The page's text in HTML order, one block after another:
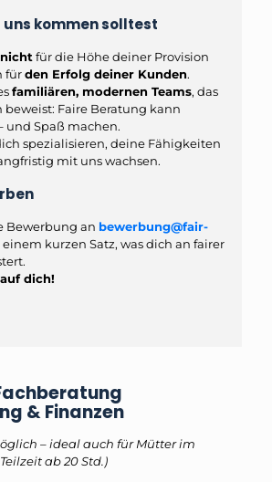
uns kommen solltest
nicht für die Höhe deiner Provision
fürden Erfolg deiner Kunden.
familiären, modernen Teams, das
beweist: Faire Beratung kann
und Spaß machen.
spezialisieren, deine Fähigkeiten
mit uns wachsen.
Bewerbung an bewerbung@fair-
kurzen Satz, was dich an fairer
dich!
& Finanzen
– ideal auch für Mütter im
ab 20 Std.)